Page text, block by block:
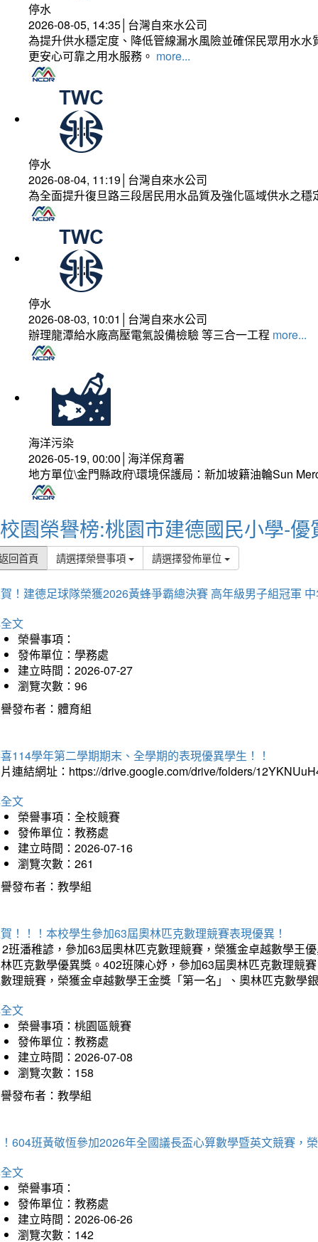
停水
2026-08-05, 14:35│台灣自來水公司
為提升供水穩定度、降低管線漏水風險並確保民眾用水
更安心可靠之用水服務。 more...
停水
2026-08-04, 11:19│台灣自來水公司
為全面提升復旦路三段居民用水品質及強化區域供水之
停水
2026-08-03, 10:01│台灣自來水公司
辦理龍潭給水廠高壓電氣設備檢驗 等三合一工程 more...
海洋污染
2026-05-19, 00:00│海洋保育署
地方單位\金門縣政府\環境保護局：新加坡籍油輪Sun
校園榮譽榜:桃園市建德國民小學-優
回首頁 請選擇榮譽事項 請選擇發佈單位
！建德足球隊榮獲2026黃蜂爭霸總決賽 高年級男子組冠軍
文
榮譽事項：
發佈單位：學務處
建立時間：2026-07-27
瀏覽次數：96
發布者：體育組
114學年第二學期期末、全學期的表現優異學生！！
連結網址：https://drive.google.com/drive/folders/
文
榮譽事項：全校競賽
發佈單位：教務處
建立時間：2026-07-16
瀏覽次數：261
發布者：教學組
！！！本校學生參加63屆奧林匹克數理競賽表現優異！
班潘稚諺，參加63屆奧林匹克數理競賽，榮獲金卓越數學王
匹克數學優異獎。402班陳心妤，參加63屆奧林匹克數理競
理競賽，榮獲金卓越數學王金獎「第一名」、奧林匹克數學
文
榮譽事項：桃園區競賽
發佈單位：教務處
建立時間：2026-07-08
瀏覽次數：158
發布者：教學組
604班黃敬恆參加2026年全國議長盃心算數學暨英文競賽，
文
榮譽事項：
發佈單位：教務處
建立時間：2026-06-26
瀏覽次數：142